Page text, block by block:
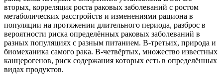
вторых, корреляция роста раковых заболеваний с ростом
метаболических расстройств и изменениями рациона в
популяции на протяжении длительного периода, разброс в
вероятности риска определённых раковых заболеваний в
разных популяциях с разным питанием. В-третьих, природа и
биомеханика самого рака. В-четвёртых, множество известных
канцерогенов, риск содержания которых есть в определённых
видах продуктов.